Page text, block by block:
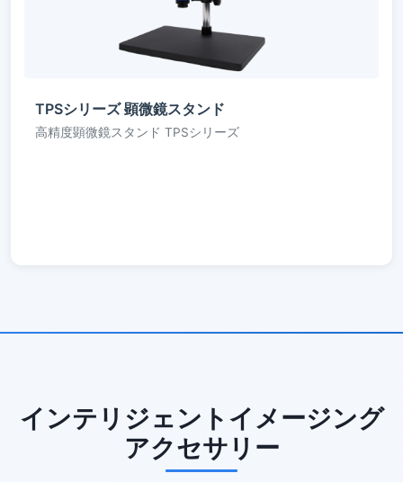
TPSシリーズ 顕微鏡スタンド
高精度顕微鏡スタンド TPSシリーズ
インテリジェントイメージング
アクセサリー